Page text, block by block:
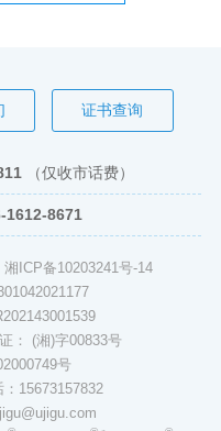
证书查询
（仅收市话费）
1612-8671
湘ICP备10203241号-14
： (湘)字00833号
号
15673157832